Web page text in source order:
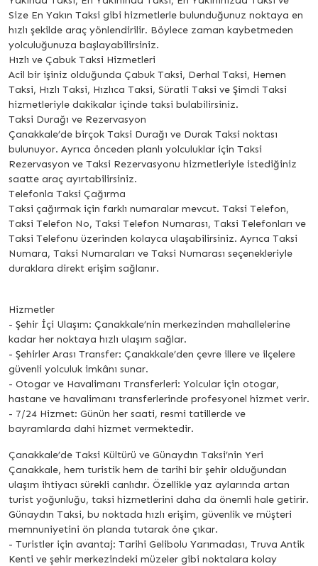
Size En Yakın Taksi gibi hizmetlerle bulunduğunuz noktaya en
hızlı şekilde araç yönlendirilir. Böylece zaman kaybetmeden
yolculuğunuza başlayabilirsiniz.
Hızlı ve Çabuk Taksi Hizmetleri
Acil bir işiniz olduğunda Çabuk Taksi, Derhal Taksi, Hemen
Taksi, Hızlı Taksi, Hızlıca Taksi, Süratli Taksi ve Şimdi Taksi
hizmetleriyle dakikalar içinde taksi bulabilirsiniz.
Taksi Durağı ve Rezervasyon
Çanakkale’de birçok Taksi Durağı ve Durak Taksi noktası
bulunuyor. Ayrıca önceden planlı yolculuklar için Taksi
Rezervasyon ve Taksi Rezervasyonu hizmetleriyle istediğiniz
saatte araç ayırtabilirsiniz.
Telefonla Taksi Çağırma
Taksi çağırmak için farklı numaralar mevcut. Taksi Telefon,
Taksi Telefon No, Taksi Telefon Numarası, Taksi Telefonları ve
Taksi Telefonu üzerinden kolayca ulaşabilirsiniz. Ayrıca Taksi
Numara, Taksi Numaraları ve Taksi Numarası seçenekleriyle
duraklara direkt erişim sağlanır.
Hizmetler
- Şehir İçi Ulaşım: Çanakkale’nin merkezinden mahallelerine
kadar her noktaya hızlı ulaşım sağlar.
- Şehirler Arası Transfer: Çanakkale’den çevre illere ve ilçelere
güvenli yolculuk imkânı sunar.
- Otogar ve Havalimanı Transferleri: Yolcular için otogar,
hastane ve havalimanı transferlerinde profesyonel hizmet verir.
- 7/24 Hizmet: Günün her saati, resmi tatillerde ve
bayramlarda dahi hizmet vermektedir.
Çanakkale’de Taksi Kültürü ve Günaydın Taksi’nin Yeri
Çanakkale, hem turistik hem de tarihi bir şehir olduğundan
ulaşım ihtiyacı sürekli canlıdır. Özellikle yaz aylarında artan
turist yoğunluğu, taksi hizmetlerini daha da önemli hale getirir.
Günaydın Taksi, bu noktada hızlı erişim, güvenlik ve müşteri
memnuniyetini ön planda tutarak öne çıkar.
- Turistler için avantaj: Tarihi Gelibolu Yarımadası, Truva Antik
Kenti ve şehir merkezindeki müzeler gibi noktalara kolay